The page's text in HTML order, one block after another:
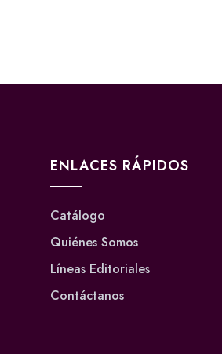
ENLACES RÁPIDOS
Catálogo
Quiénes Somos
Líneas Editoriales
Contáctanos